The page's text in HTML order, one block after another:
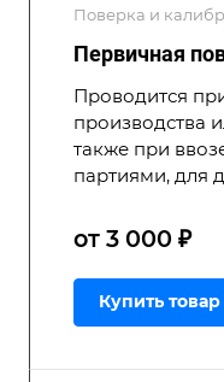
Поверка и
Первичная
Проводится
производства
также при
партиями, для
от 3 000 ₽
Купить товар